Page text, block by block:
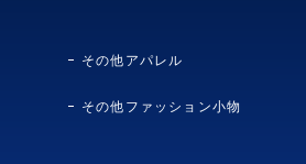
その他アパレル
その他ファッション小物